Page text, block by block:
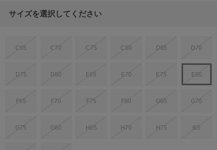
サイズを選択してください
C65 C70 C75 C80 D65 D70
D75 D80 E65 E70 E75 E80
F65 F70 F75 F80 G65 G70
G75 G80 H65 H70 H75 I65